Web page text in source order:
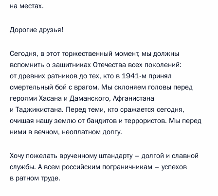
на местах.
Дорогие друзья!
Сегодня, в этот торжественный момент, мы должны
вспомнить о защитниках Отечества всех поколений:
от древних ратников до тех, кто в 1941-м принял
смертельный бой с врагом. Мы склоняем головы перед
героями Хасана и Даманского, Афганистана
и Таджикистана. Перед теми, кто сражается сегодня,
очищая нашу землю от бандитов и террористов. Мы перед
ними в вечном, неоплатном долгу.
Хочу пожелать врученному штандарту – долгой и славной
службы. А всем российским пограничникам – успехов
в ратном труде.